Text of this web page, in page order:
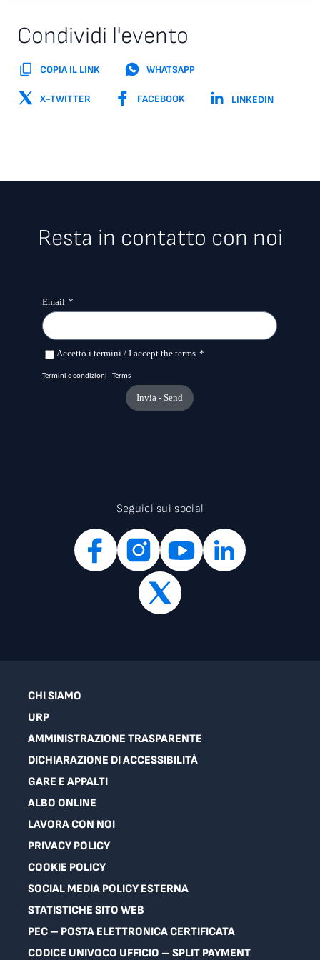
Condividi l'evento
COPIA IL LINK WHATSAPP
X-TWITTER FACEBOOK LINKEDIN
Resta in contatto con noi
Seguici sui social
CHI SIAMO
URP
AMMINISTRAZIONE TRASPARENTE
DICHIARAZIONE DI ACCESSIBILITÀ
GARE E APPALTI
ALBO ONLINE
LAVORA CON NOI
PRIVACY POLICY
COOKIE POLICY
SOCIAL MEDIA POLICY ESTERNA
STATISTICHE SITO WEB
PEC – POSTA ELETTRONICA CERTIFICATA
CODICE UNIVOCO UFFICIO – SPLIT PAYMENT